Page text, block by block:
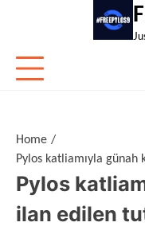
Home
Pylos katliamıyla
Pylos
ilan edilen